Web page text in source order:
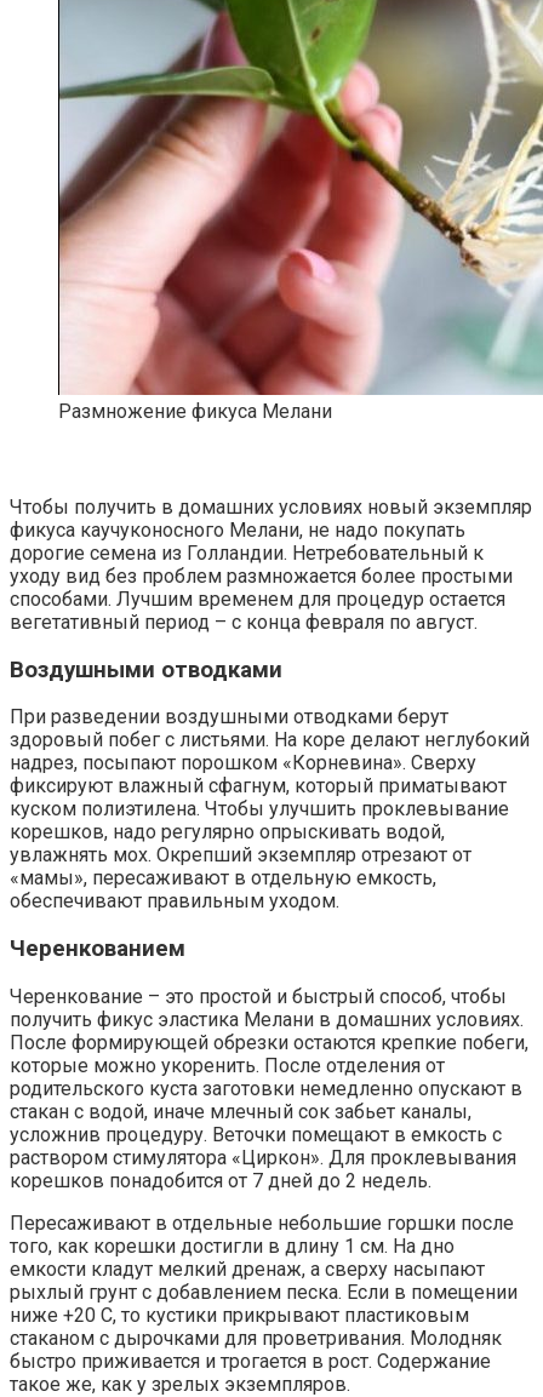
Размножение фикуса Мелани
Чтобы получить в домашних условиях новый экземпляр
фикуса каучуконосного Мелани, не надо покупать
дорогие семена из Голландии. Нетребовательный к
уходу вид без проблем размножается более простыми
способами. Лучшим временем для процедур остается
вегетативный период – с конца февраля по август.
Воздушными отводками
При разведении воздушными отводками берут
здоровый побег с листьями. На коре делают неглубокий
надрез, посыпают порошком «Корневина». Сверху
фиксируют влажный сфагнум, который приматывают
куском полиэтилена. Чтобы улучшить проклевывание
корешков, надо регулярно опрыскивать водой,
увлажнять мох. Окрепший экземпляр отрезают от
«мамы», пересаживают в отдельную емкость,
обеспечивают правильным уходом.
Черенкованием
Черенкование – это простой и быстрый способ, чтобы
получить фикус эластика Мелани в домашних условиях.
После формирующей обрезки остаются крепкие побеги,
которые можно укоренить. После отделения от
родительского куста заготовки немедленно опускают в
стакан с водой, иначе млечный сок забьет каналы,
усложнив процедуру. Веточки помещают в емкость с
раствором стимулятора «Циркон». Для проклевывания
корешков понадобится от 7 дней до 2 недель.
Пересаживают в отдельные небольшие горшки после
того, как корешки достигли в длину 1 см. На дно
емкости кладут мелкий дренаж, а сверху насыпают
рыхлый грунт с добавлением песка. Если в помещении
ниже +20 С, то кустики прикрывают пластиковым
стаканом с дырочками для проветривания. Молодняк
быстро приживается и трогается в рост. Содержание
такое же, как у зрелых экземпляров.